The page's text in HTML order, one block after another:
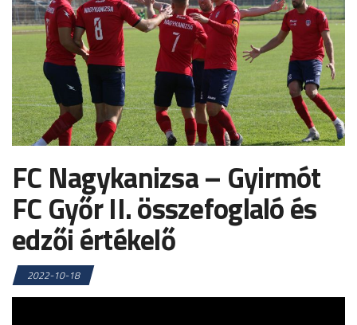
FC Nagykanizsa – Gyirmót
FC Győr II. összefoglaló és
edzői értékelő
2022-10-18